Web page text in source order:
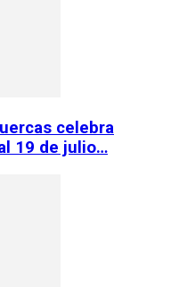
celebra
19 de julio…